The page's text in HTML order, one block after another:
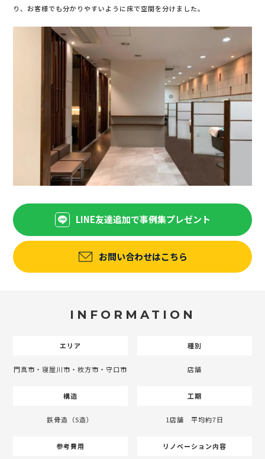
り、お客様でも分かりやすいように床で空間を分けました。
LINE友達追加で事例集プレゼント
お問い合わせはこちら
INFORMATION
エリア
門真市・寝屋川市・枚方市・守口市
種別
店舗
構造
鉄骨造（S造）
工期
1店舗 平均約7日
参考費用 リノベーション内容